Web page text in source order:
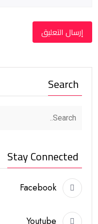
Search
Stay Connected
Facebook
Youtube